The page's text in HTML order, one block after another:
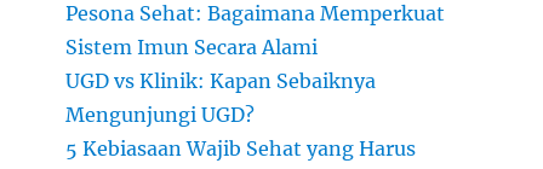
Pesona Sehat: Bagaimana Memperkuat
Sistem Imun Secara Alami
UGD vs Klinik: Kapan Sebaiknya
Mengunjungi UGD?
5 Kebiasaan Wajib Sehat yang Harus